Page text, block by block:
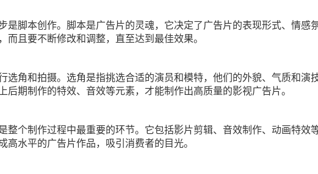
是脚本创作。脚本是广告片的灵魂，它决定了广告片的表现形式、情
而且要不断修改和调整，直至达到最佳效果。
选角和拍摄。选角是指挑选合适的演员和模特，他们的外貌、气质和
后期制作的特效、音效等元素，才能制作出高质量的影视广告片。
整个制作过程中最重要的环节。它包括影片剪辑、音效制作、动画特
高水平的广告片作品，吸引消费者的目光。